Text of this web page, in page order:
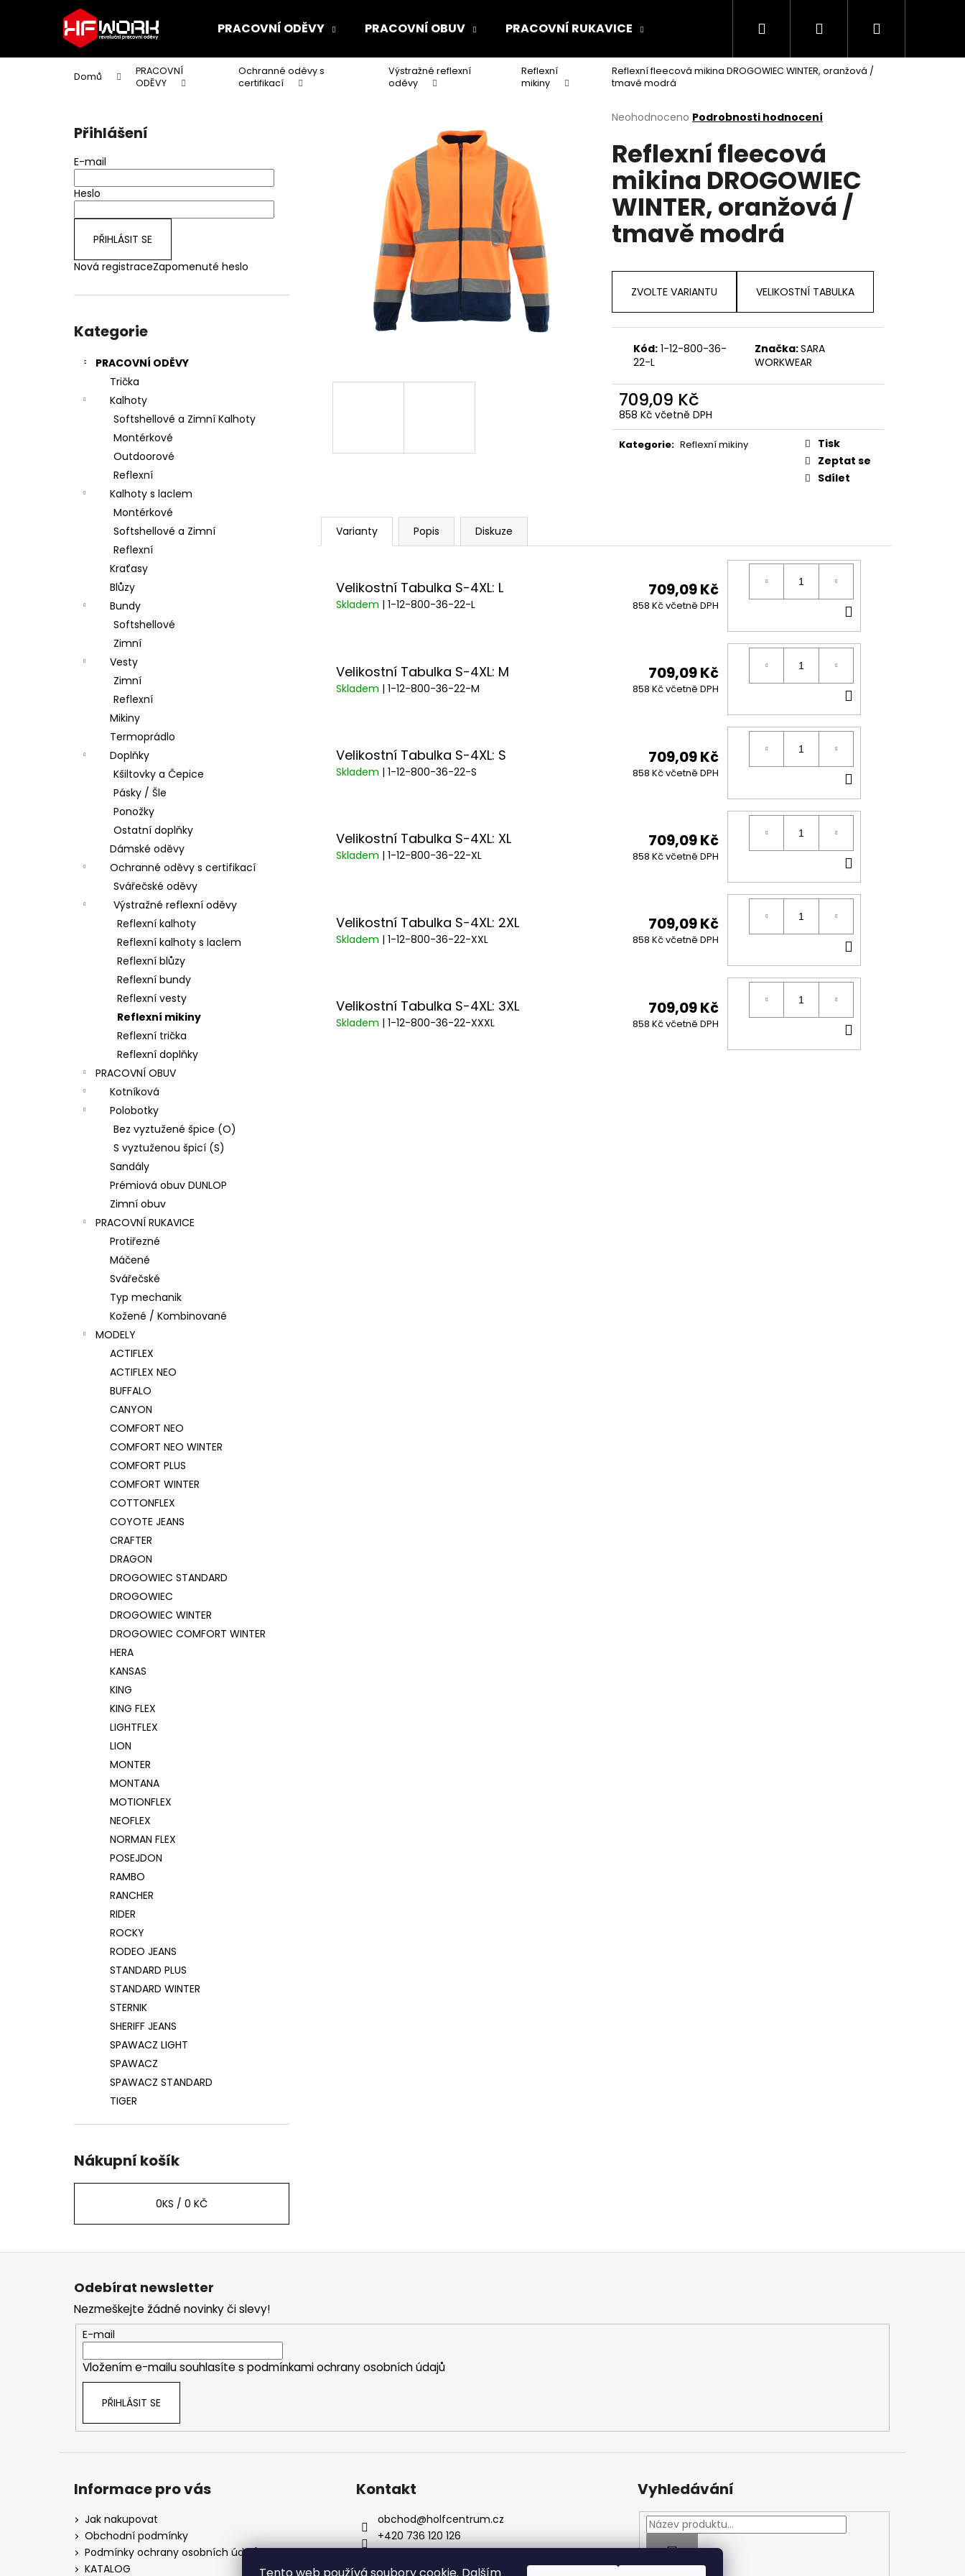
PRACOVNÍ ODĚVY PRACOVNÍ OBUV PRACOVNÍ RUKAVICE TABULKA VELIKOSTI
Hledat PřihlášeníNákupní
Domů
PRACOVNÍ
ODĚVY
Ochranné oděvy s
certifikací
Výstražné reflexní
oděvy
Reflexní
mikiny
Reflexní fleecová mikina DROGOWIEC WINTER, oranžová /
tmavě modrá
Přihlášení
E-mail
Heslo
PŘIHLÁSIT SE
Nová registraceZapomenuté heslo
kategorie
Kategorie
PRACOVNÍ ODĚVY
Trička
Kalhoty
Softshellové a Zimní Kalhoty
Montérkové
Outdoorové
Reflexní
Kalhoty s laclem
Montérkové
Softshellové a Zimní
Reflexní
Kraťasy
Blůzy
Bundy
Softshellové
Zimní
Vesty
Zimní
Reflexní
Mikiny
Termoprádlo
Doplňky
Kšiltovky a Čepice
Pásky / Šle
Ponožky
Ostatní doplňky
Dámské oděvy
Ochranné oděvy s certifikací
Svářečské oděvy
Výstražné reflexní oděvy
Reflexní kalhoty
Reflexní kalhoty s laclem
Reflexní blůzy
Reflexní bundy
Reflexní vesty
Reflexní mikiny
Reflexní trička
Reflexní doplňky
PRACOVNÍ OBUV
Kotníková
Polobotky
Bez vyztužené špice (O)
S vyztuženou špicí (S)
Sandály
Prémiová obuv DUNLOP
Zimní obuv
PRACOVNÍ RUKAVICE
Protiřezné
Máčené
Svářečské
Typ mechanik
Kožené / Kombinované
MODELY
ACTIFLEX
ACTIFLEX NEO
BUFFALO
CANYON
COMFORT NEO
COMFORT NEO WINTER
COMFORT PLUS
COMFORT WINTER
COTTONFLEX
COYOTE JEANS
CRAFTER
DRAGON
DROGOWIEC STANDARD
DROGOWIEC
DROGOWIEC WINTER
DROGOWIEC COMFORT WINTER
HERA
KANSAS
KING
KING FLEX
LIGHTFLEX
LION
MONTER
MONTANA
MOTIONFLEX
NEOFLEX
NORMAN FLEX
POSEJDON
RAMBO
RANCHER
RIDER
ROCKY
RODEO JEANS
STANDARD PLUS
STANDARD WINTER
STERNIK
SHERIFF JEANS
SPAWACZ LIGHT
SPAWACZ
SPAWACZ STANDARD
TIGER
Nákupní košík
0KS / 0 KČ
Průměrné
produktu
je
5
hvězdiček.
Neohodnoceno Podrobnosti hodnocení
Reflexní fleecová
mikina DROGOWIEC
WINTER, oranžová /
tmavě modrá
ZVOLTE VARIANTU VELIKOSTNÍ TABULKA
Kód: 1-12-800-36-
22-L
Značka:SARA
WORKWEAR
709,09 Kč
858 Kč včetně DPH
Měrná
cena:
Kategorie: Reflexní mikiny
Tisk
Zeptat se
Sdílet
Varianty Popis Diskuze
Velikostní Tabulka S-4XL: L
Skladem | 1-12-800-36-22-L
709,09 Kč
858 Kč včetně DPH
KOŠÍKU
Velikostní Tabulka S-4XL: M
Skladem | 1-12-800-36-22-M
709,09 Kč
858 Kč včetně DPH
KOŠÍKU
Velikostní Tabulka S-4XL: S
Skladem | 1-12-800-36-22-S
709,09 Kč
858 Kč včetně DPH
KOŠÍKU
Velikostní Tabulka S-4XL: XL
Skladem | 1-12-800-36-22-XL
709,09 Kč
858 Kč včetně DPH
KOŠÍKU
Velikostní Tabulka S-4XL: 2XL
Skladem | 1-12-800-36-22-XXL
709,09 Kč
858 Kč včetně DPH
KOŠÍKU
Velikostní Tabulka S-4XL: 3XL
Skladem | 1-12-800-36-22-XXXL
709,09 Kč
858 Kč včetně DPH
KOŠÍKU
í
Zpět
do
obchodu
Zpět
do
obchodu
Co potřebujete najít?
Doporučujeme
Z
Odebírat newsletter
Nezmeškejte žádné novinky či slevy!
E-mail
Vložením e-mailu souhlasíte s podmínkami ochrany osobních údajů
PŘIHLÁSIT SE
Informace pro vás
Jak nakupovat
Obchodní podmínky
Podmínky ochrany osobních údajů
KATALOG
Kontakt
obchod@holfcentrum.cz
+420 736 120 126
+420 736 120 126
Sledujte nás na Facebooku !
Vyhledávání